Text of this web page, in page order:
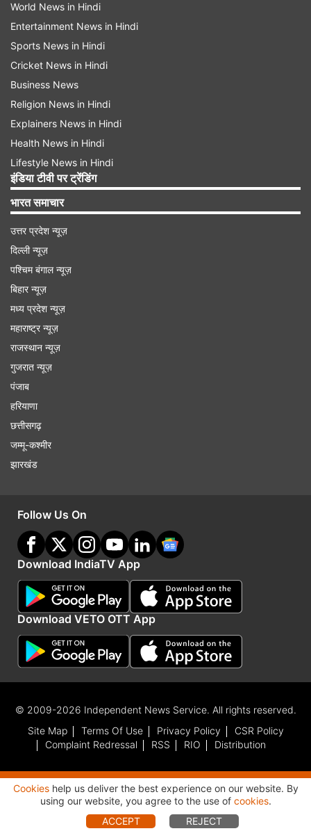
World News in Hindi
Entertainment News in Hindi
Sports News in Hindi
Cricket News in Hindi
Business News
Religion News in Hindi
Explainers News in Hindi
Health News in Hindi
Lifestyle News in Hindi
इंडिया टीवी पर ट्रेंडिंग
भारत समाचार
उत्तर प्रदेश न्यूज़
दिल्ली न्यूज़
पश्चिम बंगाल न्यूज़
बिहार न्यूज़
मध्य प्रदेश न्यूज़
महाराष्ट्र न्यूज़
राजस्थान न्यूज़
गुजरात न्यूज़
पंजाब
हरियाणा
छत्तीसगढ़
जम्मू-कश्मीर
झारखंड
Follow Us On
Download IndiaTV App
Download VETO OTT App
© 2009-2026 Independent News Service. All rights reserved.
Site Map
Terms Of Use Privacy Policy
CSR Policy
Complaint Redressal
RSS RIO Distribution
Advertisement
Cookieshelp us deliver the best experience on our website. By
using our website, you agree to the use of cookies.
ACCEPT
REJECT